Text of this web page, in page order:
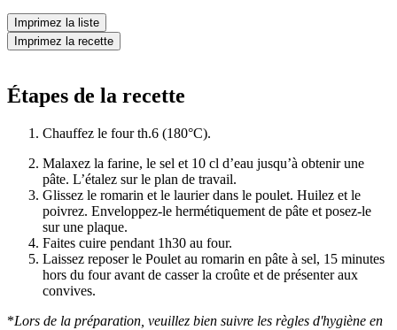
Imprimez la liste
Imprimez la recette
Étapes de la recette
Chauffez le four th.6 (180°C).
Malaxez la farine, le sel et 10 cl d’eau jusqu’à obtenir une
pâte. L’étalez sur le plan de travail.
Glissez le romarin et le laurier dans le poulet. Huilez et le
poivrez. Enveloppez-le hermétiquement de pâte et posez-le
sur une plaque.
Faites cuire pendant 1h30 au four.
Laissez reposer le Poulet au romarin en pâte à sel, 15 minutes
hors du four avant de casser la croûte et de présenter aux
convives.
*Lors de la préparation, veuillez bien suivre les règles d'hygiène en